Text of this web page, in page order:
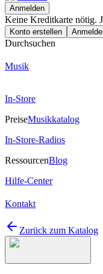
Anmelden
Keine Kreditkarte nötig.
Konto erstellen
Durchsuchen
Musik
In-Store
PreiseMusikkatalog
In-Store-Radios
RessourcenBlog
Hilfe-Center
Kontakt
Zurück zum Katalog